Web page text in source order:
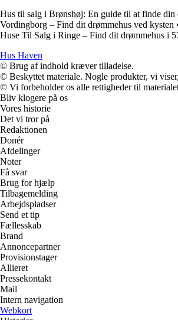
Hus til salg i Brønshøj: En guide til at finde din
Vordingborg – Find dit drømmehus ved kysten
Huse Til Salg i Ringe – Find dit drømmehus i
Hus Haven
© Brug af indhold kræver tilladelse.
© Beskyttet materiale. Nogle produkter, vi
© Vi forbeholder os alle rettigheder til
Bliv klogere på os
Vores historie
Det vi tror på
Redaktionen
Donér
Afdelinger
Noter
Få svar
Brug for hjælp
Tilbagemelding
Arbejdspladser
Send et tip
Fællesskab
Brand
Annoncepartner
Provisionstager
Allieret
Pressekontakt
Mail
Intern navigation
Webkort